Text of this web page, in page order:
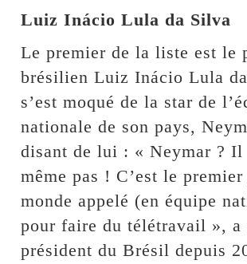
Luiz Inácio Lula da Silva
Le premier de la liste est le
brésilien Luiz Inácio Lula
s’est moqué de la star de
nationale de son pays,
disant de lui : « Neymar ? Il
même pas ! C’est le
monde appelé (en équipe
pour faire du télétravail »,
président du Brésil depuis